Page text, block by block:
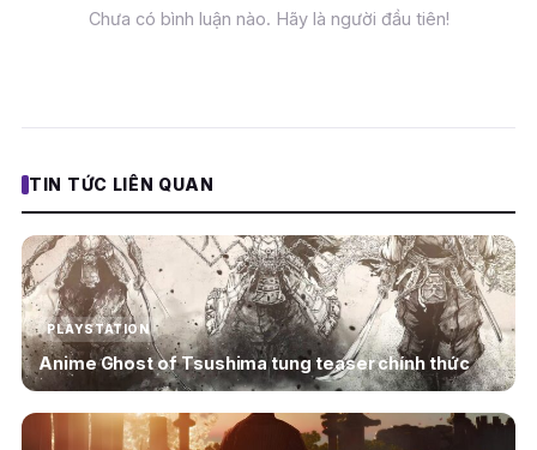
Chưa có bình luận nào. Hãy là người đầu tiên!
TIN TỨC LIÊN QUAN
PLAYSTATION
Anime Ghost of Tsushima tung teaser chính thức